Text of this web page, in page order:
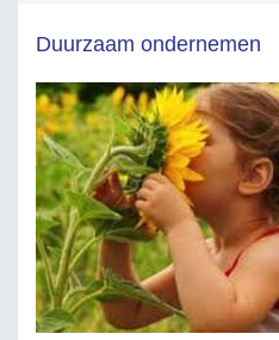
Duurzaam ondernemen